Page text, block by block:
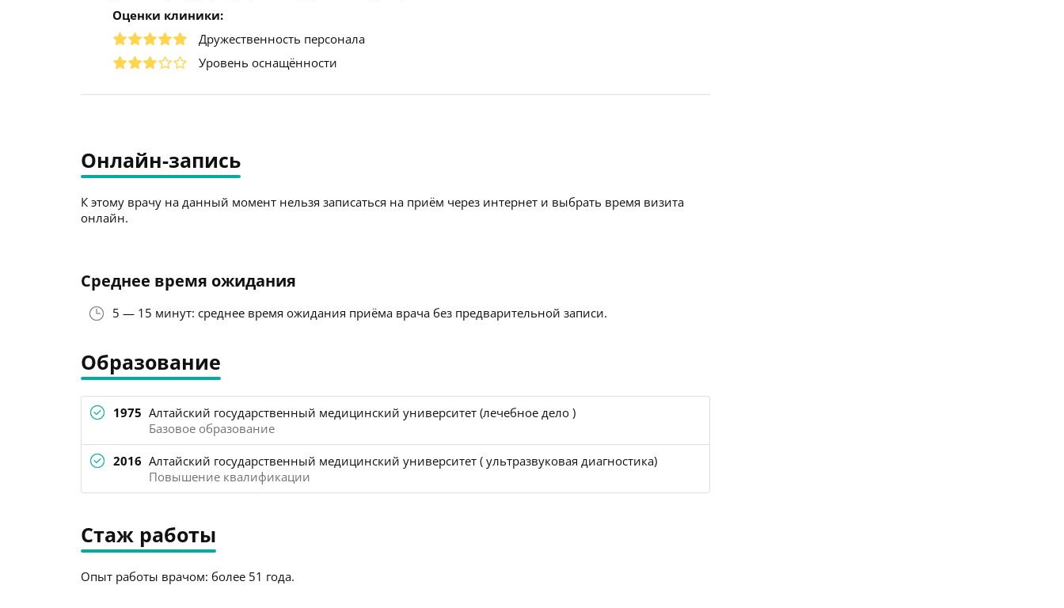
Оценки клиники:
Дружественность персонала
Уровень оснащённости
Онлайн-запись
К этому врачу на данный момент нельзя записаться на приём через интернет и выбрать время визита
онлайн.
Среднее время ожидания
5 — 15 минут: среднее время ожидания приёма врача без предварительной записи.
Образование
1975 Алтайский государственный медицинский университет (лечебное дело )
Базовое образование
2016 Алтайский государственный медицинский университет ( ультразвуковая диагностика)
Повышение квалификации
Стаж работы
Опыт работы врачом: более 51 года.